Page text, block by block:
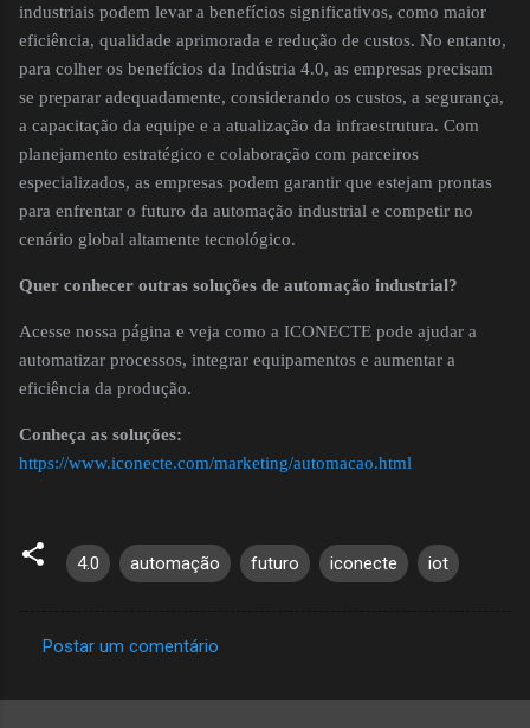
industriais podem levar a benefícios significativos, como maior
eficiência, qualidade aprimorada e redução de custos. No entanto,
para colher os benefícios da Indústria 4.0, as empresas precisam
se preparar adequadamente, considerando os custos, a segurança,
a capacitação da equipe e a atualização da infraestrutura. Com
planejamento estratégico e colaboração com parceiros
especializados, as empresas podem garantir que estejam prontas
para enfrentar o futuro da automação industrial e competir no
cenário global altamente tecnológico.
Quer conhecer outras soluções de automação industrial?
Acesse nossa página e veja como a ICONECTE pode ajudar a
automatizar processos, integrar equipamentos e aumentar a
eficiência da produção.
Conheça as soluções:
https://www.iconecte.com/marketing/automacao.html
4.0 automação futuro iconecte iot
o
Postar um comentário